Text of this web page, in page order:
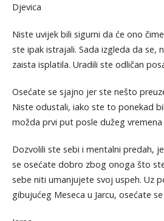
Djevica
Niste uvijek bili sigurni da će ono
ste ipak istrajali. Sada izgleda da se,
zaista isplatila. Uradili ste odličan
Osećate se sjajno jer ste nešto
Niste odustali, iako ste to ponekad
možda prvi put posle dužeg vremena
Dozvolili ste sebi i mentalni predah,
se osećate dobro zbog onoga što
sebe niti umanjujete svoj uspeh. Uz
gibujućeg Meseca u Jarcu, osećate